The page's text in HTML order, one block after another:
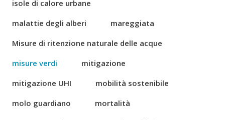
isole di calore urbane
malattie degli alberi
mareggiata
Misure di ritenzione naturale delle acque
misure verdi
mitigazione
mitigazione UHI
mobilità sostenibile
molo guardiano
mortalità